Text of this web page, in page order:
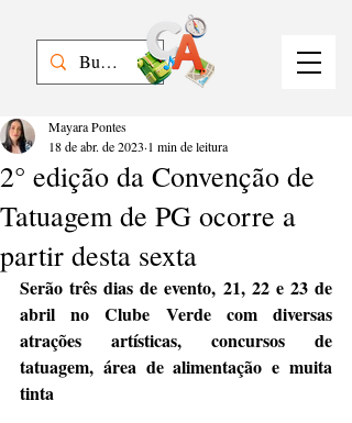
2° edição da Convenção de
Tatuagem de PG ocorre a
partir desta sexta
Mayara Pontes
18 de abr. de 2023 1 min de leitura
Serão três dias de evento, 21, 22 e 23 de
abril no Clube Verde com diversas
atrações artísticas, concursos de
tatuagem, área de alimentação e muita
tinta